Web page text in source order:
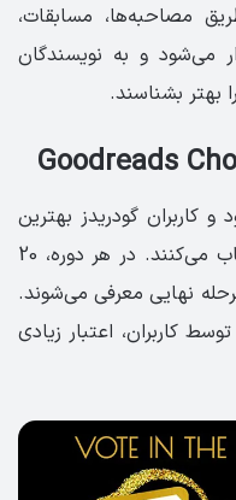
مصاحبه‌ها، مسابقات،
می‌شود و به نویسندگان
بهتر بشناسند.
برگزار می‌شود و کاربران گودریدز بهترین
کتاب‌های هر ژانر را با رأی‌گیری انتخاب می‌کنند. در هر دوره، 20
و 10 کتاب در مرحله نهایی معرفی می‌شوند.
کاربران، اعتبار زیادی